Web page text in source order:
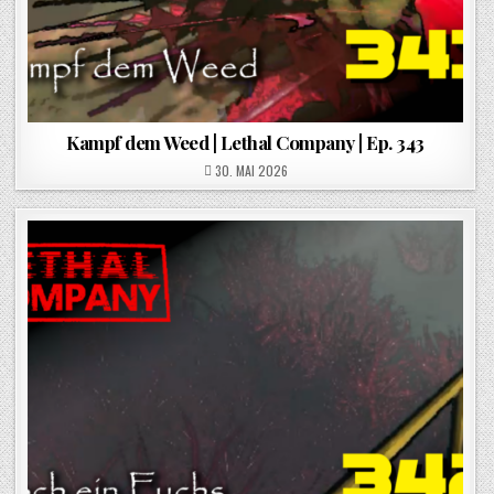
Kampf dem Weed | Lethal Company | Ep. 343
POSTED ON
30. MAI 2026